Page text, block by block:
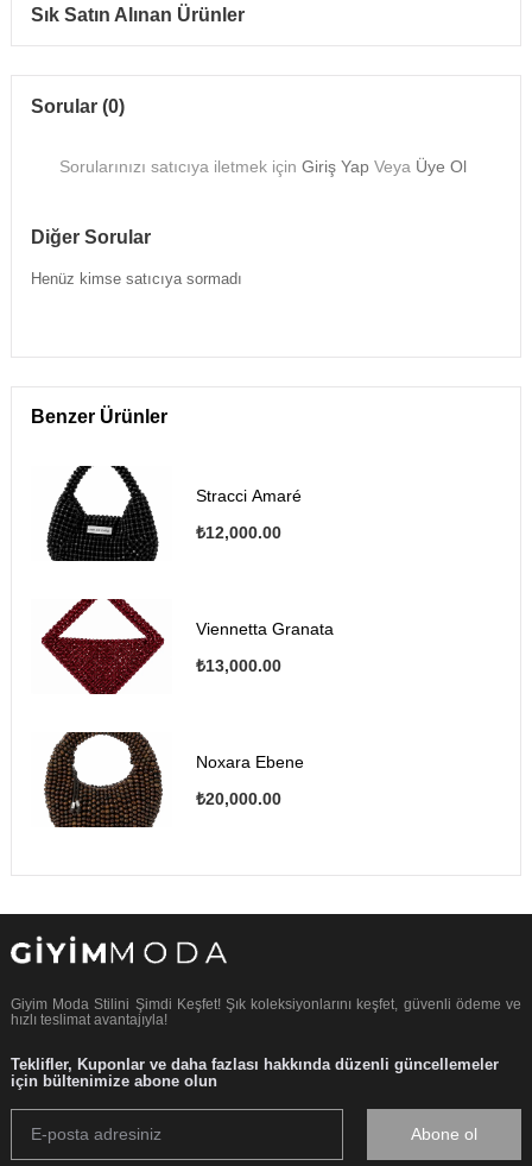
Sık Satın Alınan Ürünler
Sorular (0)
Sorularınızı satıcıya iletmek içinGiriş Yap Veya Üye Ol
Diğer Sorular
Henüz kimse satıcıya sormadı
Benzer Ürünler
Stracci Amaré
₺12,000.00
Viennetta Granata
₺13,000.00
Noxara Ebene
₺20,000.00
Giyim Moda Stilini Şimdi Keşfet! Şık koleksiyonlarını keşfet, güvenli ödeme ve
hızlı teslimat avantajıyla!
Teklifler, Kuponlar ve daha fazlası hakkında düzenli güncellemeler
için bültenimize abone olun
Abone ol